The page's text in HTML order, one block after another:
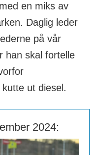
en miks av
Daglig leder
på vår
han skal fortelle
ut diesel.
2024: